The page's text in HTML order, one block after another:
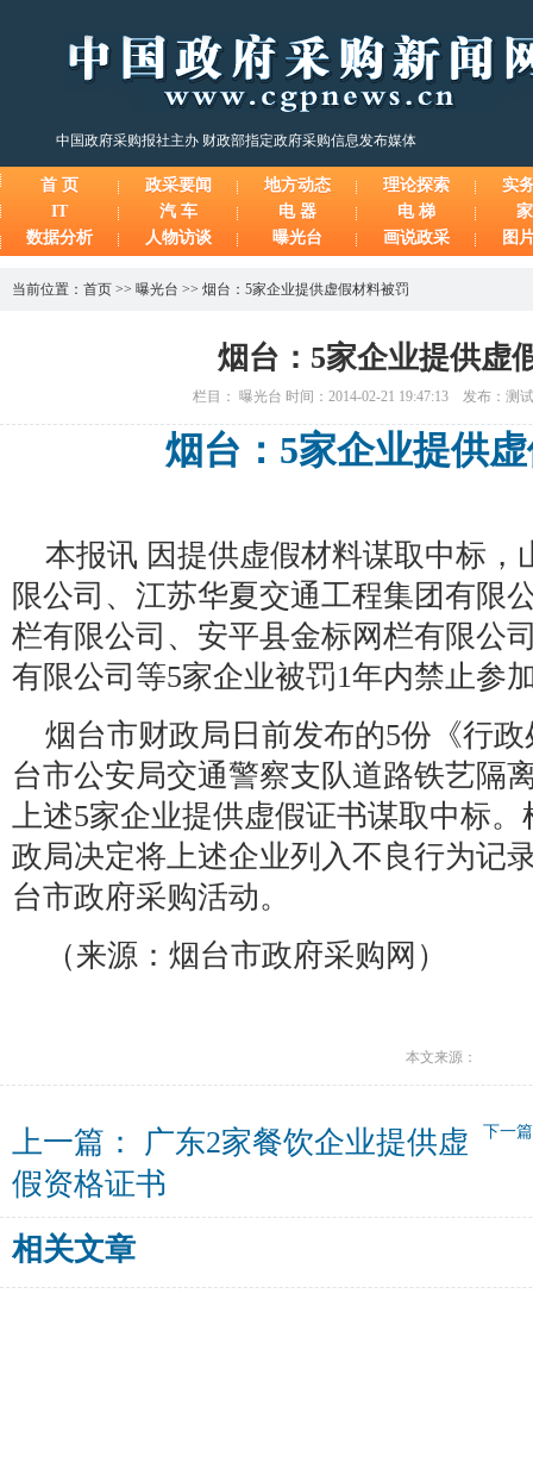
中国政府采购报社主办 财政部指定政府采购信息发布媒体
首 页 政采要闻 地方动态 理论探索
实
IT
汽 车 电 器 电 梯
数据分析
人物访谈 曝光台 画说政采 图
当前位置： 首页 >> 曝光台 >> 烟台：5家企业提供虚假材料被罚
烟台：5家企业提供虚
栏目： 曝光台 时间：2014-02-21 19:47:13 发布：测
烟台：5家企业提供
本报讯 因提供虚假材料谋取中标，
限公司、江苏华夏交通工程集团有限
栏有限公司、安平县金标网栏有限公
有限公司等5家企业被罚1年内禁止参
烟台市财政局日前发布的5份《行
台市公安局交通警察支队道路铁艺隔
上述5家企业提供虚假证书谋取中标
政局决定将上述企业列入不良行为记
台市政府采购活动。
（来源：烟台市政府采购网）
本文来源：
下一
上一篇： 广东2家餐饮企业提供虚
假资格证书
相关文章